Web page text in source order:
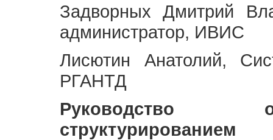
Задворных Дмитрий
администратор, ИВИС
Лисютин Анатолий,
РГАНТД
Руководство
структурированием